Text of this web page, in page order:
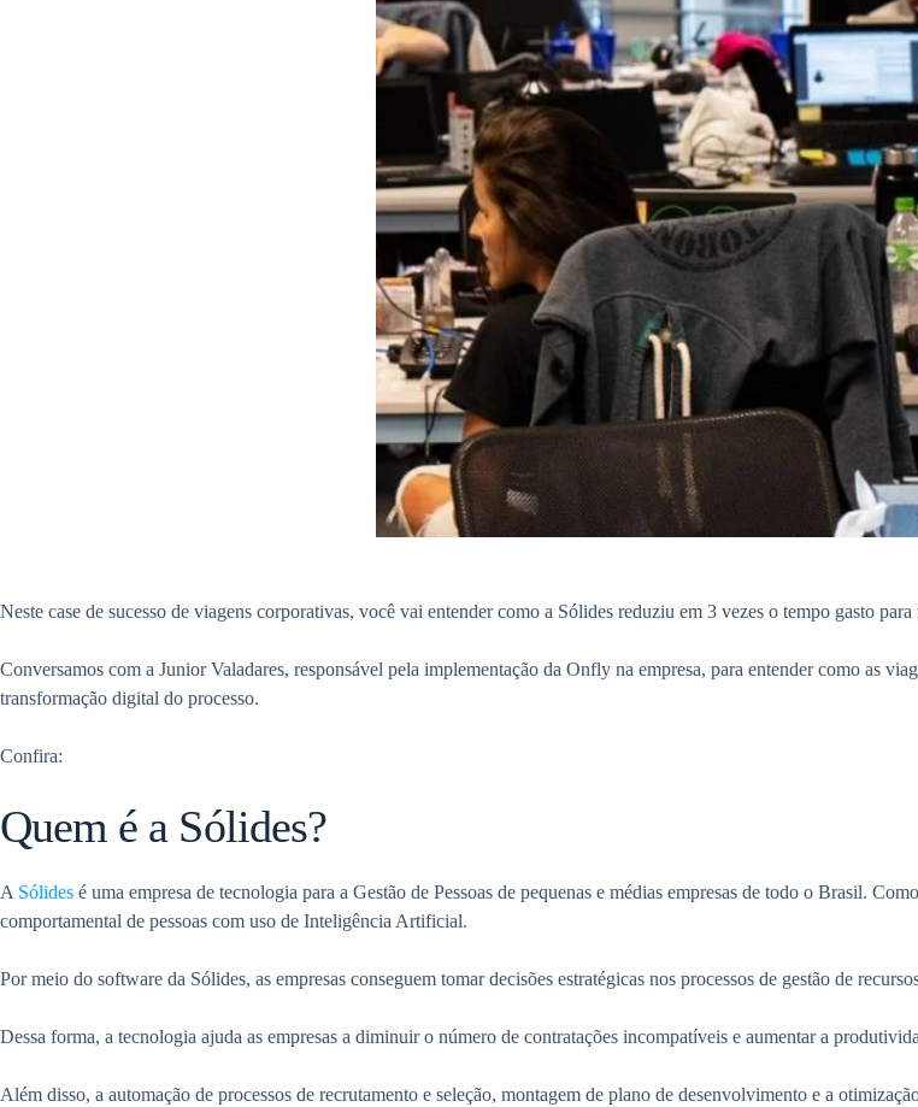
Neste case de sucesso de viagens corporativas, você vai entender como a Sólides reduziu em 3 vezes o tempo gasto
Conversamos com a Junior Valadares, responsável pela implementação da Onfly na empresa, para entender como as
transformação digital do processo.
Confira:
Quem é a Sólides?
A Sólides é uma empresa de tecnologia para a Gestão de Pessoas de pequenas e médias empresas de todo o Brasil.
comportamental de pessoas com uso de Inteligência Artificial.
Por meio do software da Sólides, as empresas conseguem tomar decisões estratégicas nos processos de gestão de
Dessa forma, a tecnologia ajuda as empresas a diminuir o número de contratações incompatíveis e aumentar a
Além disso, a automação de processos de recrutamento e seleção, montagem de plano de desenvolvimento e a